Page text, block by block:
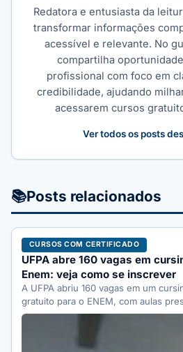
Redatora e entusiasta da
transformar informações
acessível e relevante. No
compartilha
profissional com foco em
credibilidade, ajudando
acessarem cursos
Ver todos os posts
📚Posts relacionados
CURSOS COM CERTIFICADO
UFPA abre 160 vagas em
Enem: veja como se inscrever
A UFPA abriu 160 vagas em um
gratuito para o ENEM, com aulas